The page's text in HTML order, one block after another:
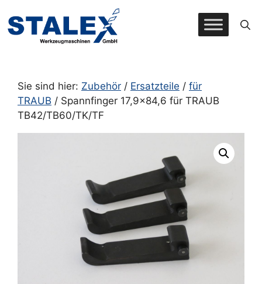
Inhalt
springen
Sie sind hier: Zubehör / Ersatzteile / für
TRAUB / Spannfinger 17,9×84,6 für TRAUB
TB42/TB60/TK/TF